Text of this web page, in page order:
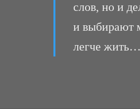
слов, но и
и выбирают
легче жить…